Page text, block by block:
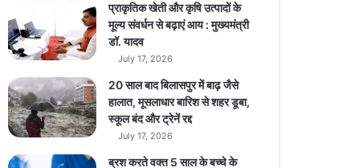
प
नि
यां
प्राकृतिक खेती और कृषि उत्पादों के
मूल्य संवर्धन से बढ़ाएं आय : मुख्यमंत्री
डॉ. यादव
July 17, 2026
20 साल बाद बिलासपुर में बाढ़ जैसे
हालात, मूसलाधार बारिश से शहर डूबा,
स्कूल बंद और ट्रेनें रद्द
July 17, 2026
ब्रश करते वक्त 5 साल के बच्चे के